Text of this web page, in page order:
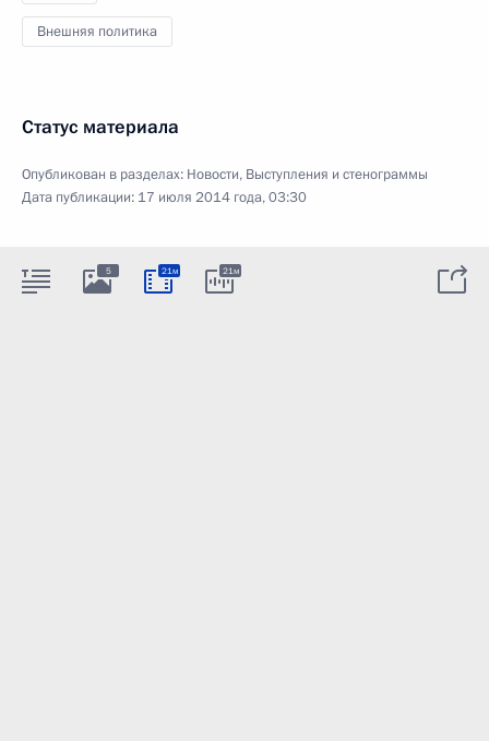
Внешняя политика
Статус материала
Опубликован в разделах: Новости, Выступления и стенограммы
Дата публикации: 17 июля 2014 года, 03:30
5 21м 21м